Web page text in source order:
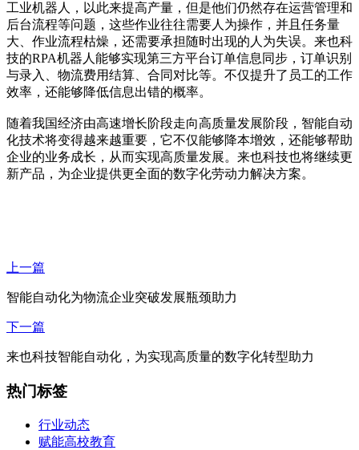
工业机器人，以此来提高产量，但是他们仍然存在运营管理和
后台流程等问题，这些作业往往需要人为操作，并且任务量
大、作业流程枯燥，还需要承担随时出现的人为失误。来也科
技的RPA机器人能够实现第三方平台订单信息同步，订单识别
与录入、物流费用结算、合同对比等。不仅提升了员工的工作
效率，还能够降低信息出错的概率。
随着我国经济由高速增长阶段走向高质量发展阶段，智能自动
化技术将变得越来越重要，它不仅能够降本增效，还能够帮助
企业的业务成长，从而实现高质量发展。来也科技也将继续更
新产品，为企业提供更全面的数字化劳动力解决方案。
上一篇
智能自动化为物流企业突破发展瓶颈助力
下一篇
来也科技智能自动化，为实现高质量的数字化转型助力
热门标签
行业动态
赋能高校教育